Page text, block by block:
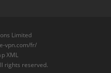
Limited
vpn.com/fr/
XML
rights reserved.